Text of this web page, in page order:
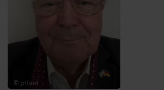
© privat